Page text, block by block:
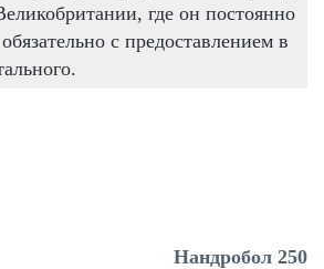
где он постоянно
с предоставлением в
Нандробол 250